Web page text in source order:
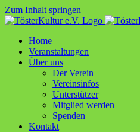
Zum Inhalt springen
Home
Ver­an­stal­tun­gen
Über uns
Der Ver­ein
Ver­ein­sin­fos
Unter­stüt­zer
Mit­glied werden
Spen­den
Kon­takt